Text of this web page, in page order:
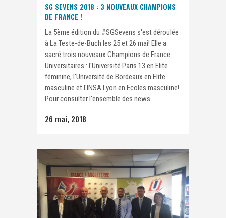
SG SEVENS 2018 : 3 NOUVEAUX CHAMPIONS
DE FRANCE !
La 5ème édition du #SGSevens s'est déroulée
à La Teste-de-Buch les 25 et 26 mai! Elle a
sacré trois nouveaux Champions de France
Universitaires : l'Université Paris 13 en Elite
féminine, l'Université de Bordeaux en Elite
masculine et l'INSA Lyon en Ecoles masculine!
Pour consulter l'ensemble des news...
26 mai, 2018